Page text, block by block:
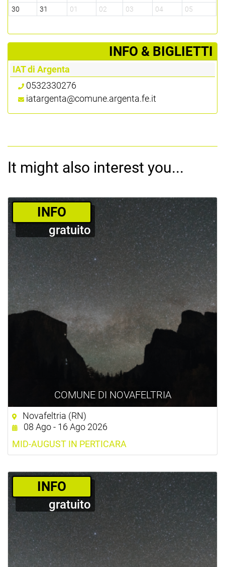
30
31 01 02 03 04 05
­INFO & BIGLIETTI
IAT di Argenta
0532330276
iatargenta@comune.argenta.fe.it
It might also interest you...
COMUNE DI NOVAFELTRIA
­INFO
gratuito
Novafeltria (RN)
08 Ago - 16 Ago 2026
MID-AUGUST IN PERTICARA
­INFO
gratuito